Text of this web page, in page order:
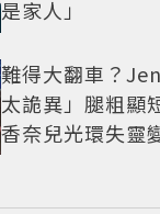
是家人」
難得大翻車？
太詭異」腿粗顯
香奈兒光環失靈